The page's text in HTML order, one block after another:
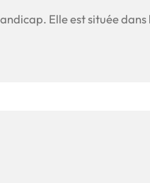
Elle est située dans